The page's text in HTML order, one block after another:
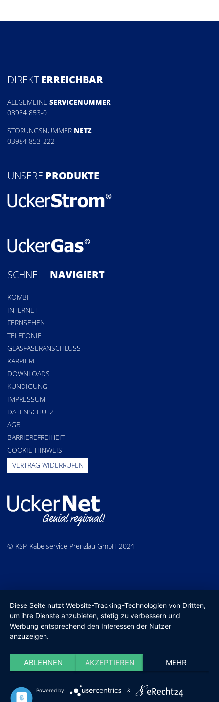
DIREKTERREICHBAR
ALLGEMEINE SERVICENUMMER
03984 853-0
STÖRUNGSNUMMER NETZ
03984 853-222
UNSERE PRODUKTE
SCHNELL NAVIGIERT
KOMBI
INTERNET
FERNSEHEN
TELEFONIE
GLASFASERANSCHLUSS
KARRIERE
DOWNLOADS
KÜNDIGUNG
IMPRESSUM
DATENSCHUTZ
AGB
BARRIEREFREIHEIT
COOKIE-HINWEIS
VERTRAG WIDERRUFEN
© KSP-Kabelservice Prenzlau GmbH 2024
Diese Seite nutzt Website-Tracking-Technologien von Dritten,
um ihre Dienste anzubieten, stetig zu verbessern und
Werbung entsprechend den Interessen der Nutzer
anzuzeigen.
ABLEHNEN AKZEPTIEREN MEHR
Powered by &